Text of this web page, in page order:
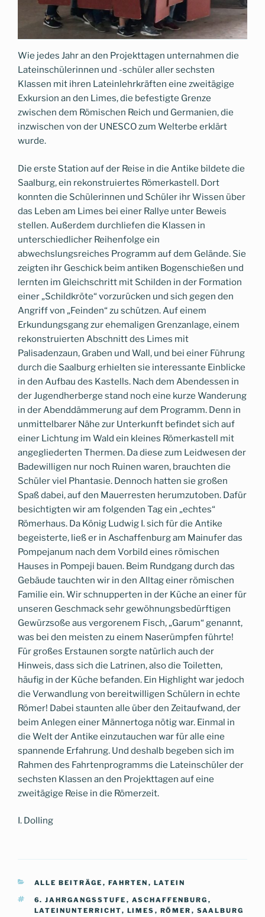
Wie jedes Jahr an den Projekttagen unternahmen die
Lateinschülerinnen und -schüler aller sechsten
Klassen mit ihren Lateinlehrkräften eine zweitägige
Exkursion an den Limes, die befestigte Grenze
zwischen dem Römischen Reich und Germanien, die
inzwischen von der UNESCO zum Welterbe erklärt
wurde.
Die erste Station auf der Reise in die Antike bildete die
Saalburg, ein rekonstruiertes Römerkastell. Dort
konnten die Schülerinnen und Schüler ihr Wissen über
das Leben am Limes bei einer Rallye unter Beweis
stellen. Außerdem durchliefen die Klassen in
unterschiedlicher Reihenfolge ein
abwechslungsreiches Programm auf dem Gelände. Sie
zeigten ihr Geschick beim antiken Bogenschießen und
lernten im Gleichschritt mit Schilden in der Formation
einer „Schildkröte“ vorzurücken und sich gegen den
Angriff von „Feinden“ zu schützen. Auf einem
Erkundungsgang zur ehemaligen Grenzanlage, einem
rekonstruierten Abschnitt des Limes mit
Palisadenzaun, Graben und Wall, und bei einer Führung
durch die Saalburg erhielten sie interessante Einblicke
in den Aufbau des Kastells. Nach dem Abendessen in
der Jugendherberge stand noch eine kurze Wanderung
in der Abenddämmerung auf dem Programm. Denn in
unmittelbarer Nähe zur Unterkunft befindet sich auf
einer Lichtung im Wald ein kleines Römerkastell mit
angegliederten Thermen. Da diese zum Leidwesen der
Badewilligen nur noch Ruinen waren, brauchten die
Schüler viel Phantasie. Dennoch hatten sie großen
Spaß dabei, auf den Mauerresten herumzutoben. Dafür
besichtigten wir am folgenden Tag ein „echtes“
Römerhaus. Da König Ludwig I. sich für die Antike
begeisterte, ließ er in Aschaffenburg am Mainufer das
Pompejanum nach dem Vorbild eines römischen
Hauses in Pompeji bauen. Beim Rundgang durch das
Gebäude tauchten wir in den Alltag einer römischen
Familie ein. Wir schnupperten in der Küche an einer für
unseren Geschmack sehr gewöhnungsbedürftigen
Gewürzsoße aus vergorenem Fisch, „Garum“ genannt,
was bei den meisten zu einem Naserümpfen führte!
Für großes Erstaunen sorgte natürlich auch der
Hinweis, dass sich die Latrinen, also die Toiletten,
häufig in der Küche befanden. Ein Highlight war jedoch
die Verwandlung von bereitwilligen Schülern in echte
Römer! Dabei staunten alle über den Zeitaufwand, der
beim Anlegen einer Männertoga nötig war. Einmal in
die Welt der Antike einzutauchen war für alle eine
spannende Erfahrung. Und deshalb begeben sich im
Rahmen des Fahrtenprogramms die Lateinschüler der
sechsten Klassen an den Projekttagen auf eine
zweitägige Reise in die Römerzeit.
I. Dolling
KATEGORIEN
ALLE BEITRÄGE , FAHRTEN , LATEIN
SCHLAGWÖRTER
6. JAHRGANGSSTUFE , ASCHAFFENBURG ,
LATEINUNTERRICHT, LIMES , RÖMER , SAALBURG